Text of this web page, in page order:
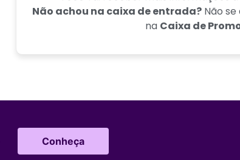
Não achou na caixa de entrada? Não
na Caixa de
Conheça